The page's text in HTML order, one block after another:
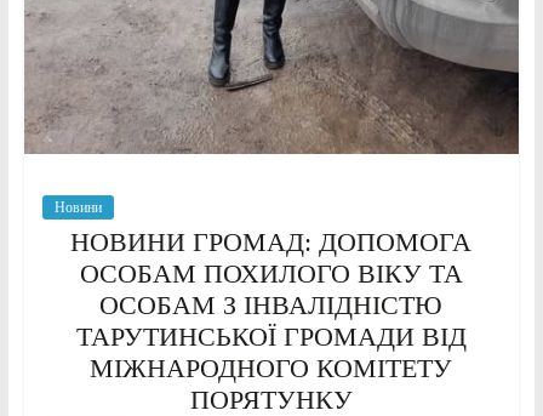
Новини
НОВИНИ ГРОМАД: ДОПОМОГА
ОСОБАМ ПОХИЛОГО ВІКУ ТА
ОСОБАМ З ІНВАЛІДНІСТЮ
ТАРУТИНСЬКОЇ ГРОМАДИ ВІД
МІЖНАРОДНОГО КОМІТЕТУ
ПОРЯТУНКУ